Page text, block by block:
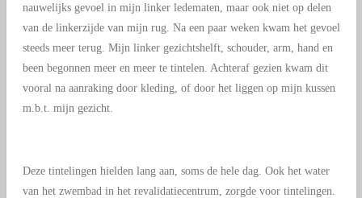
nauwelijks gevoel in mijn linker ledematen, maar ook niet op delen
van de linkerzijde van mijn rug. Na een paar weken kwam het gevoel
steeds meer terug. Mijn linker gezichtshelft, schouder, arm, hand en
been begonnen meer en meer te tintelen. Achteraf gezien kwam dit
vooral na aanraking door kleding, of door het liggen op mijn kussen
m.b.t. mijn gezicht.
Deze tintelingen hielden lang aan, soms de hele dag. Ook het water
van het zwembad in het revalidatiecentrum, zorgde voor tintelingen.